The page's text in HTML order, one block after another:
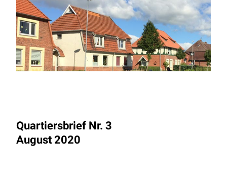
Quartiersbrief Nr. 3
August 2020